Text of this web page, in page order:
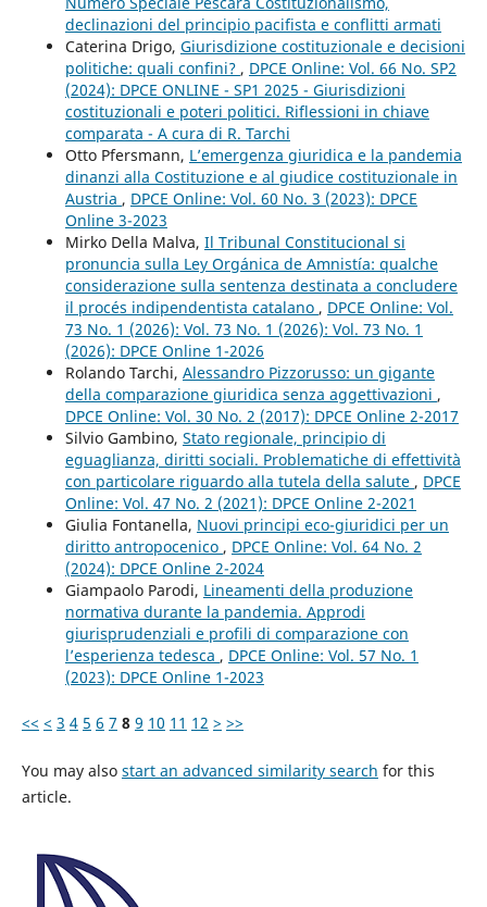
declinazioni del principio pacifista e conflitti armati
Caterina Drigo, Giurisdizione costituzionale e decisioni
politiche: quali confini? , DPCE Online: Vol. 66 No. SP2
(2024): DPCE ONLINE - SP1 2025 - Giurisdizioni
costituzionali e poteri politici. Riflessioni in chiave
comparata - A cura di R. Tarchi
Otto Pfersmann, L’emergenza giuridica e la pandemia
dinanzi alla Costituzione e al giudice costituzionale in
Austria , DPCE Online: Vol. 60 No. 3 (2023): DPCE
Online 3-2023
Mirko Della Malva, Il Tribunal Constitucional si
pronuncia sulla Ley Orgánica de Amnistía: qualche
considerazione sulla sentenza destinata a concludere
il procés indipendentista catalano , DPCE Online: Vol.
73 No. 1 (2026): Vol. 73 No. 1 (2026): Vol. 73 No. 1
(2026): DPCE Online 1-2026
Rolando Tarchi, Alessandro Pizzorusso: un gigante
della comparazione giuridica senza aggettivazioni ,
DPCE Online: Vol. 30 No. 2 (2017): DPCE Online 2-2017
Silvio Gambino, Stato regionale, principio di
eguaglianza, diritti sociali. Problematiche di effettività
con particolare riguardo alla tutela della salute , DPCE
Online: Vol. 47 No. 2 (2021): DPCE Online 2-2021
Giulia Fontanella, Nuovi principi eco-giuridici per un
diritto antropocenico , DPCE Online: Vol. 64 No. 2
(2024): DPCE Online 2-2024
Giampaolo Parodi, Lineamenti della produzione
normativa durante la pandemia. Approdi
giurisprudenziali e profili di comparazione con
l’esperienza tedesca , DPCE Online: Vol. 57 No. 1
(2023): DPCE Online 1-2023
<< < 3 4 5 6 7 8 9 10 11 12 > >>
You may also start an advanced similarity search for this
article.